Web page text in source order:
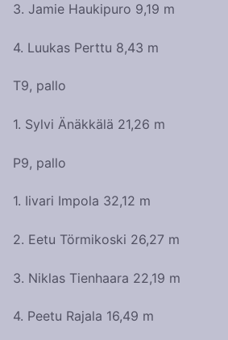
3. Jamie Haukipuro 9,19 m
4. Luukas Perttu 8,43 m
T9, pallo
1. Sylvi Änäkkälä 21,26 m
P9, pallo
1. Iivari Impola 32,12 m
2. Eetu Törmikoski 26,27 m
3. Niklas Tienhaara 22,19 m
4. Peetu Rajala 16,49 m